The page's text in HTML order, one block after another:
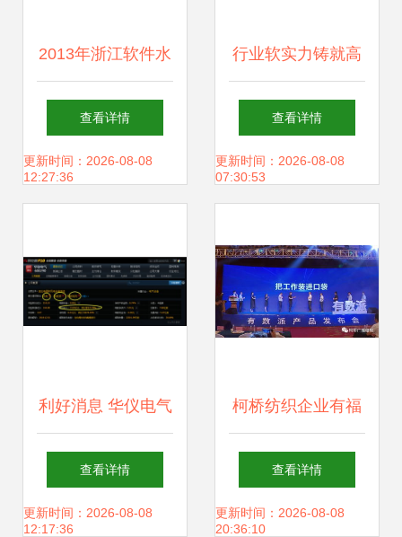
2013年浙江软件水
平考试考前冲刺卷
软件开发实战解析
查看详情
更新时间：2026-08-08
12:27:36
行业软实力铸就高
质量发展硬底气
——浙江软件开发
侧记
查看详情
更新时间：2026-08-08
07:30:53
利好消息 华仪电气
方大化工 润欣科技
亿纬锂能
查看详情
更新时间：2026-08-08
12:17:36
柯桥纺织企业有福
啦 工作装进口袋的
数字化未来
查看详情
更新时间：2026-08-08
20:36:10